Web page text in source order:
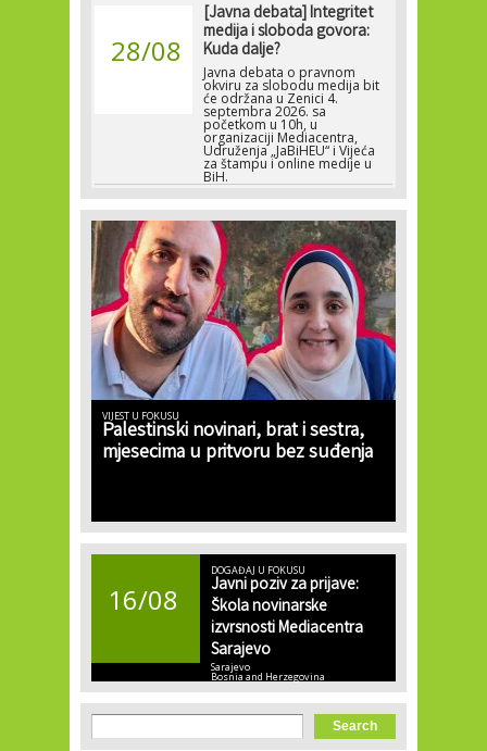
28/08
[Javna debata] Integritet
medija i sloboda govora:
Kuda dalje?
Javna debata o pravnom
okviru za slobodu medija bit
će održana u Zenici 4.
septembra 2026. sa
početkom u 10h, u
organizaciji Mediacentra,
Udruženja „JaBiHEU“ i Vijeća
za štampu i online medije u
BiH.
VIJEST U FOKUSU
Palestinski novinari, brat i sestra,
mjesecima u pritvoru bez suđenja
16/08
DOGAĐAJ U FOKUSU
Javni poziv za prijave:
Škola novinarske
izvrsnosti Mediacentra
Sarajevo
Sarajevo
Bosnia and Herzegovina
Search form
Search